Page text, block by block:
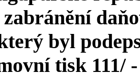
zabránění
byl
tisk 111/